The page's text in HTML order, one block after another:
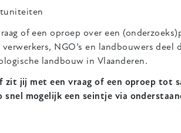
of een oproep over een
NGO’s en landbouwers
landbouw in Vlaanderen.
jij met een vraag of een oproep tot
snel mogelijk een seintje via